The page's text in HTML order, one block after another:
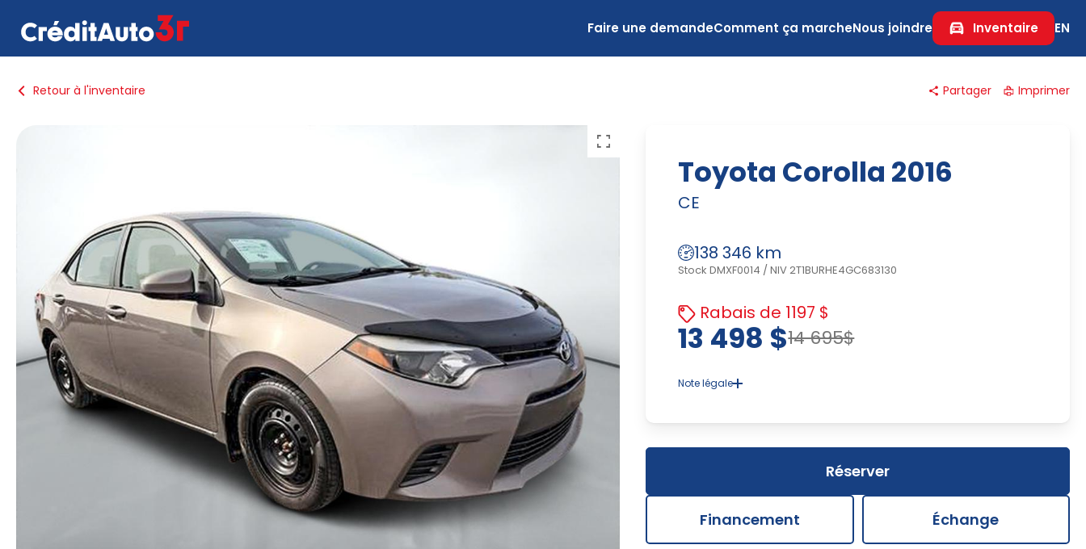
Faire une demandeComment ça marcheNous joindre Inventaire EN
Retour à l'inventaire Partager Imprimer
Toyota Corolla 2016
CE
138 346 km
Stock DMXF0014 /NIV 2T1BURHE4GC683130
Rabais de 1197 $
14 695$
13 498 $
Note légale
vitre en concession prévaudra. Nous nous efforçons d'offrir une
Réserver
Financement Échange